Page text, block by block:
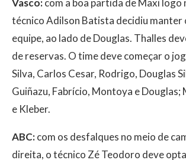
Vasco:com a boa partida de Maxi logo
técnico Adilson Batista decidiu manter
equipe, ao lado de Douglas. Thalles
de reservas. O time deve começar o
Silva, Carlos Cesar, Rodrigo, Douglas
Guiñazu, Fabrício, Montoya e Douglas;
e Kleber.
ABC:com os desfalques no meio de
direita, o técnico Zé Teodoro deve